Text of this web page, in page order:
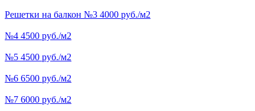
Решетки на балкон №3 4000 руб./м2
№4 4500 руб./м2
№5 4500 руб./м2
№6 6500 руб./м2
№7 6000 руб./м2